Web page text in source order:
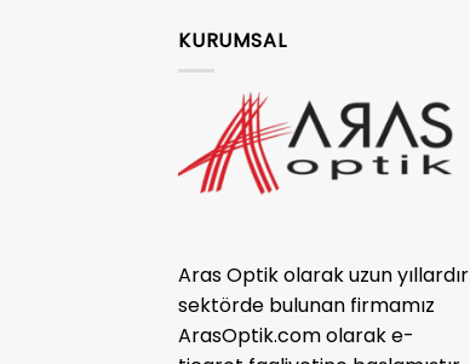
KURUMSAL
Aras Optik olarak uzun yıllardır
sektörde bulunan firmamız
ArasOptik.com olarak e-